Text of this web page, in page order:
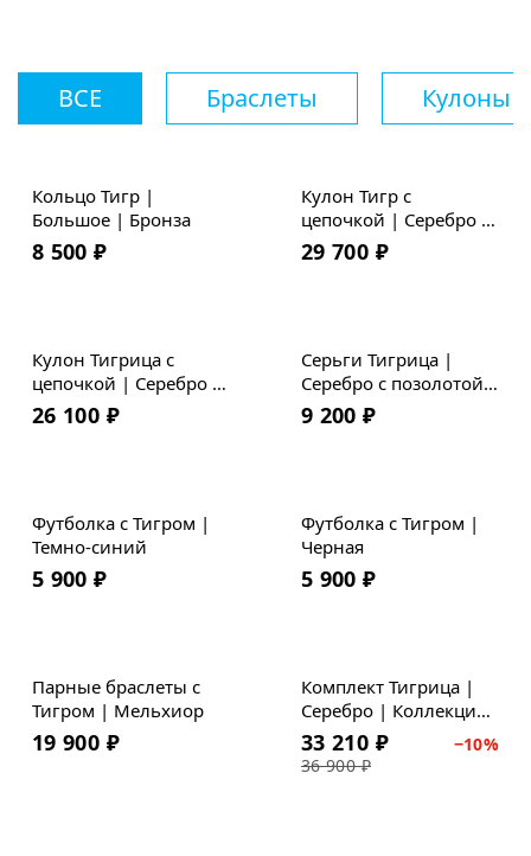
ВСЕ Браслеты Кулоны
Кольцо Тигр |
Большое | Бронза
8 500 ₽
Кулон Тигр с
цепочкой | Серебро с
позолотой |
Коллекция Geometry
29 700 ₽
Кулон Тигрица с
цепочкой | Серебро с
позолотой |
Коллекция Geometry
26 100 ₽
Серьги Тигрица |
Серебро с позолотой |
Коллекция Geometry
9 200 ₽
Футболка с Тигром |
Темно-синий
5 900 ₽
Футболка с Тигром |
Черная
5 900 ₽
Парные браслеты с
Тигром | Мельхиор
19 900 ₽
Комплект Тигрица |
Серебро | Коллекция
Geometry
33 210 ₽
36 900 ₽
−10%